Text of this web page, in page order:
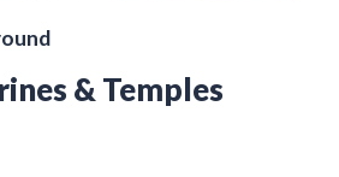
& Temples